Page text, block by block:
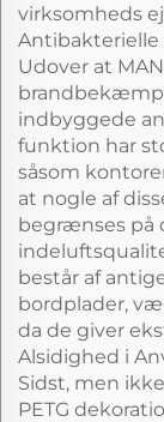
virksomheds
Antibakterielle
Udover at
indbyggede
funktion har
såsom
at nogle af
begrænses på
består af
bordplader,
da de giver
Alsidighed i
Sidst, men
PETG